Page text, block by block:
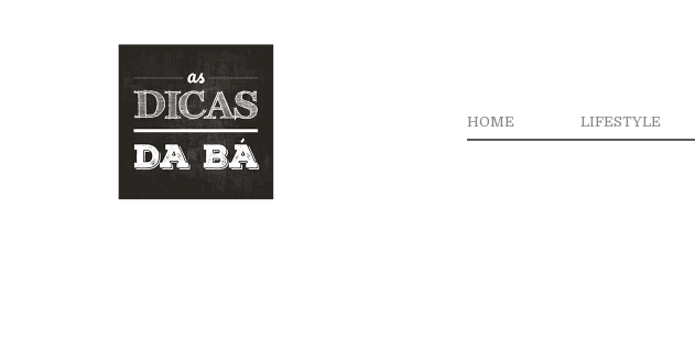
HOME LIFESTYLE